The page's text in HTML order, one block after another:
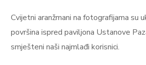
Cvijetni aranžmani na fotografijama su
površina ispred paviljona Ustanove
smješteni naši najmlađi korisnici.